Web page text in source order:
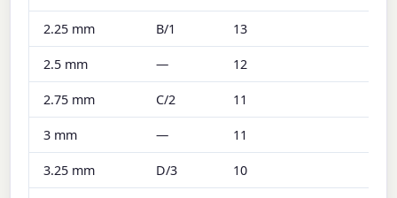
2.25 mm B/1 13
2.5 mm — 12
2.75 mm C/2 11
3 mm — 11
3.25 mm D/3 10